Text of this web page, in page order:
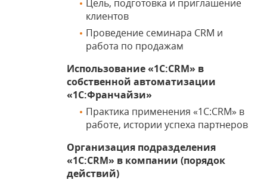
Цель, подготовка и приглашение
клиентов
Проведение семинара CRM и
работа по продажам
Использование «1С:CRM» в
собственной автоматизации
«1С:Франчайзи»
Практика применения «1С:CRM» в
работе, истории успеха партнеров
Организация подразделения
«1С:CRM» в компании (порядок
действий)